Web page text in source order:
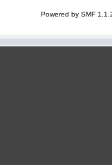
Powered by SMF